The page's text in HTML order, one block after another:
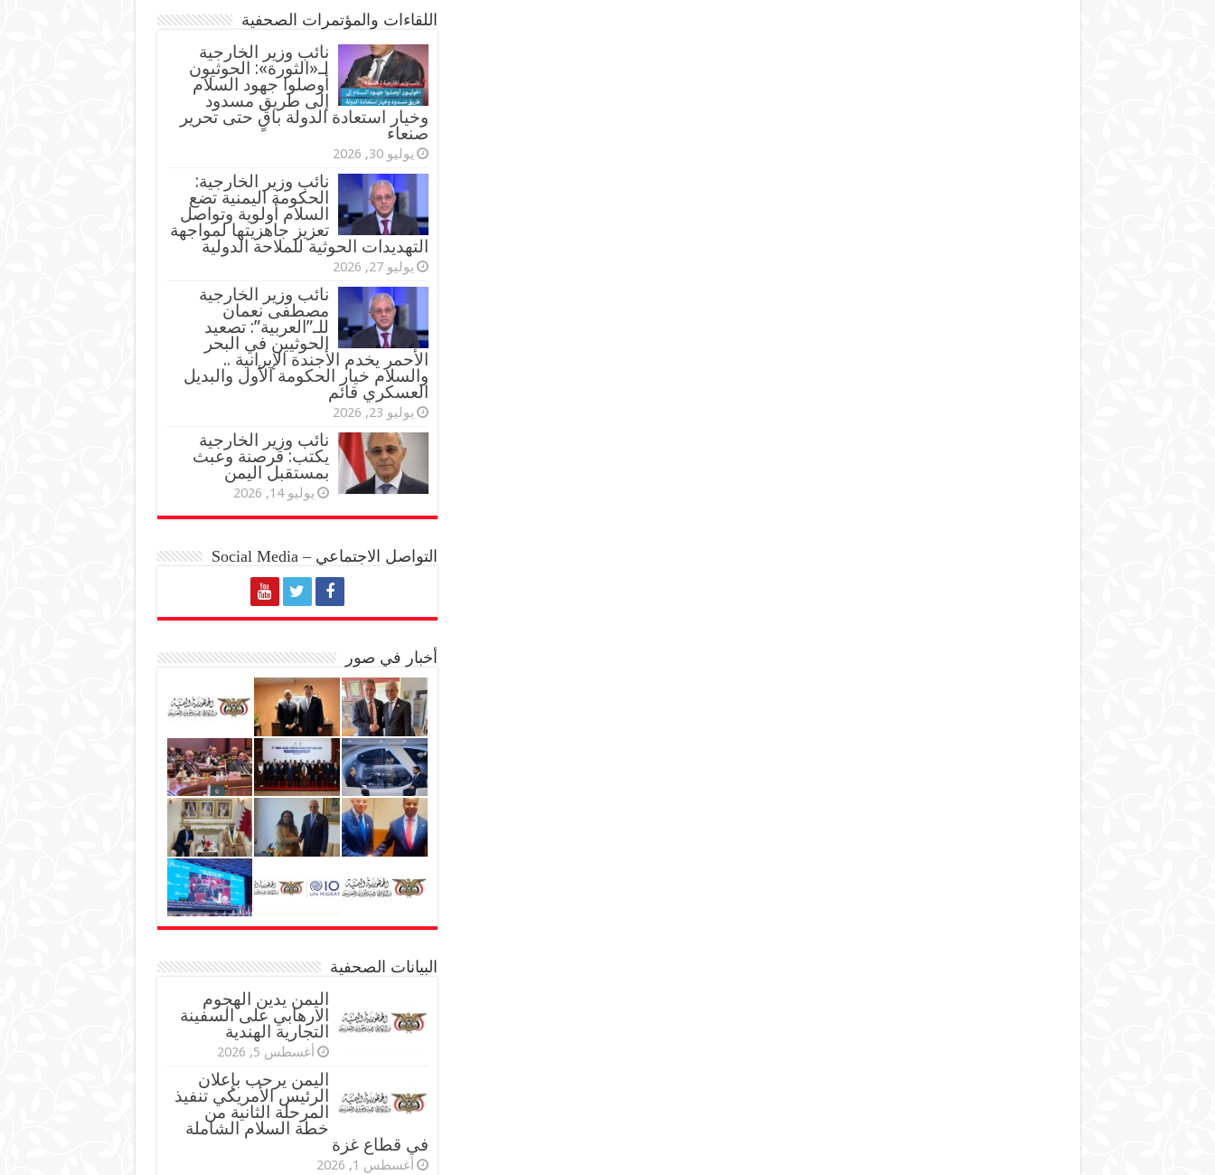
اللقاءات والمؤتمرات الصحفية
‏نائب وزير الخارجية
لـ«الثورة»: الحوثيون
أوصلوا جهود السلام
إلى طريق مسدود
وخيار استعادة الدولة باقٍ حتى تحرير
صنعاء
يوليو 30, 2026
نائب وزير الخارجية:
الحكومة اليمنية تضع
السلام أولوية وتواصل
تعزيز جاهزيتها لمواجهة
التهديدات الحوثية للملاحة الدولية
يوليو 27, 2026
نائب وزير الخارجية
مصطفى نعمان
للـ”العربية”: تصعيد
الحوثيين في البحر
الأحمر يخدم الأجندة الإيرانية ..
والسلام خيار الحكومة الأول والبديل
العسكري قائم
يوليو 23, 2026
نائب وزير الخارجية
يكتب: قرصنة وعبث
بمستقبل اليمن
يوليو 14, 2026
التواصل الاجتماعي – Social Media
أخبار في صور
البيانات الصحفية
اليمن يدين الهجوم
الارهابي على السفينة
التجارية الهندية
أغسطس 5, 2026
اليمن يرحب بإعلان
الرئيس الأمريكي تنفيذ
المرحلة الثانية من
خطة السلام الشاملة
في قطاع غزة
أغسطس 1, 2026